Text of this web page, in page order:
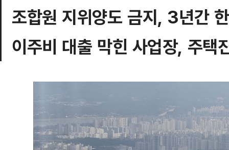
조합원 지위양도 금지, 3년간
이주비 대출 막힌 사업장, 주